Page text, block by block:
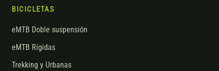
BICICLETAS
eMTB Doble suspensión
eMTB Rígidas
Trekking y Urbanas